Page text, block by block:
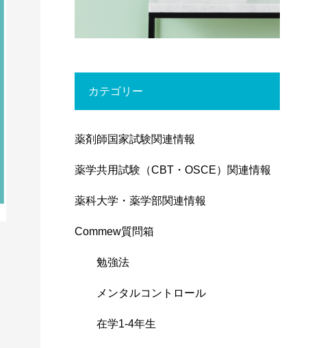
カテゴリー
薬剤師国家試験関連情報
薬学共用試験（CBT・OSCE）関連情報
薬科大学・薬学部関連情報
Commew質問箱
勉強法
メンタルコントロール
在学1-4年生